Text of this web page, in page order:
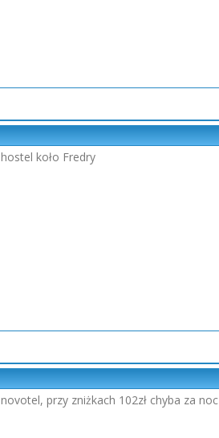
hostel koło Fredry
novotel, przy zniżkach 102zł chyba za noc